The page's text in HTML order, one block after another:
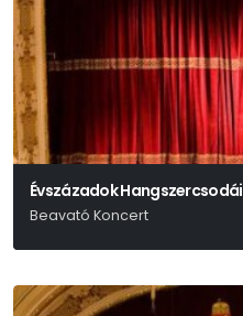
Évszázadok Hangszercsodái
Beavató Koncert